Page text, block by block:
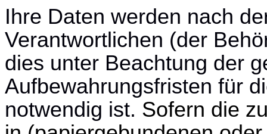
Ihre Daten werden nach
Verantwortlichen (der
dies unter Beachtung der
Aufbewahrungsfristen für
notwendig ist. Sofern die